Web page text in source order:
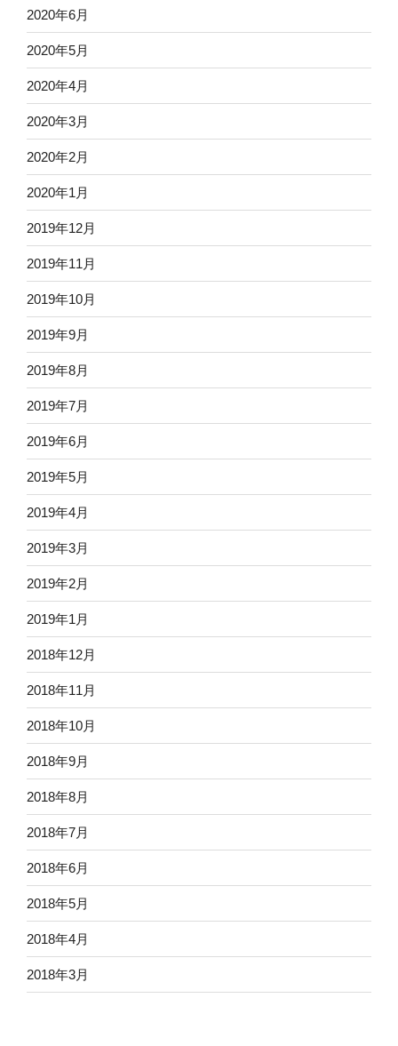
2020年6月
2020年5月
2020年4月
2020年3月
2020年2月
2020年1月
2019年12月
2019年11月
2019年10月
2019年9月
2019年8月
2019年7月
2019年6月
2019年5月
2019年4月
2019年3月
2019年2月
2019年1月
2018年12月
2018年11月
2018年10月
2018年9月
2018年8月
2018年7月
2018年6月
2018年5月
2018年4月
2018年3月